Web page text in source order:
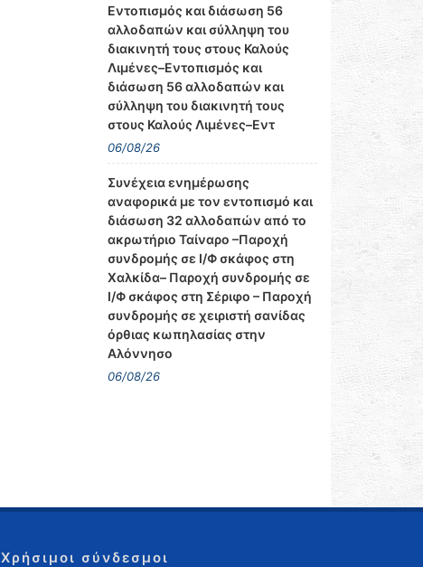
Εντοπισμός και διάσωση 56
αλλοδαπών και σύλληψη του
διακινητή τους στους Καλούς
Λιμένες–Εντοπισμός και
διάσωση 56 αλλοδαπών και
σύλληψη του διακινητή τους
στους Καλούς Λιμένες–Εντ
06/08/26
Συνέχεια ενημέρωσης
αναφορικά με τον εντοπισμό και
διάσωση 32 αλλοδαπών από το
ακρωτήριο Ταίναρο –Παροχή
συνδρομής σε Ι/Φ σκάφος στη
Χαλκίδα– Παροχή συνδρομής σε
Ι/Φ σκάφος στη Σέριφο – Παροχή
συνδρομής σε χειριστή σανίδας
όρθιας κωπηλασίας στην
Αλόννησο
06/08/26
Χρήσιμοι σύνδεσμοι